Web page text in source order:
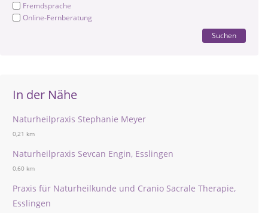
Fremdsprache
Online-Fernberatung
Suchen
In der Nähe
Naturheilpraxis Stephanie Meyer
0,21 km
Naturheilpraxis Sevcan Engin, Esslingen
0,60 km
Praxis für Naturheilkunde und Cranio Sacrale Therapie,
Esslingen